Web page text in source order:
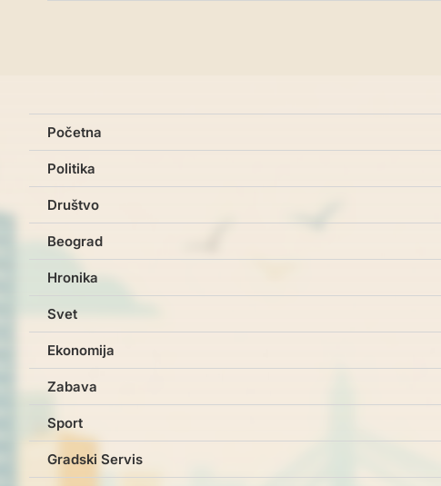
Početna
Politika
Društvo
Beograd
Hronika
Svet
Ekonomija
Zabava
Sport
Gradski Servis